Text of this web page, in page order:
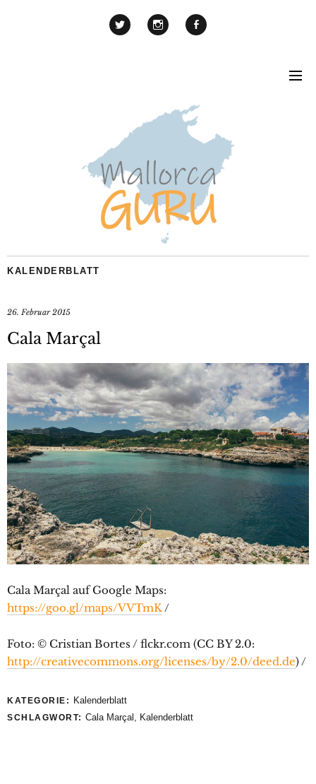
KALENDERBLATT
26. Februar 2015
Cala Marçal
Cala Marçal auf Google Maps:
https://goo.gl/maps/VVTmK/
Foto: © Cristian Bortes / flckr.com (CC BY 2.0:
http://creativecommons.org/licenses/by/2.0/deed.de) /
KATEGORIE: Kalenderblatt
SCHLAGWORT: Cala Marçal , Kalenderblatt